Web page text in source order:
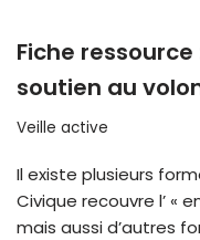
Fiche
soutien au
Veille active
Il existe plusieurs
Civique recouvre l’ «
mais aussi d’autres